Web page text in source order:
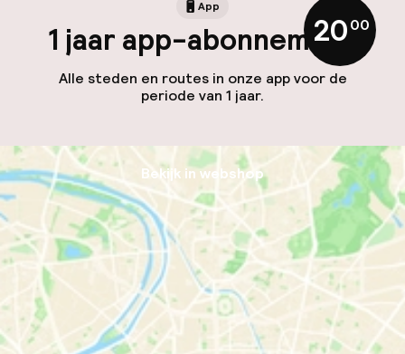
App
1 jaar app-abonnement
Alle steden en routes in onze app voor de
periode van 1 jaar.
20,00
Bekijk in webshop